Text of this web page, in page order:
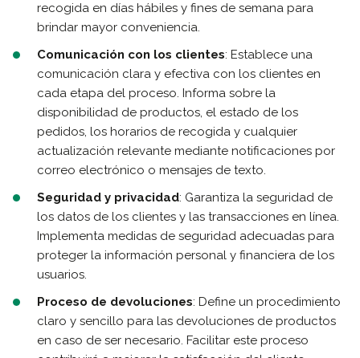
recogida en días hábiles y fines de semana para
brindar mayor conveniencia.
Comunicación con los clientes: Establece una
comunicación clara y efectiva con los clientes en
cada etapa del proceso. Informa sobre la
disponibilidad de productos, el estado de los
pedidos, los horarios de recogida y cualquier
actualización relevante mediante notificaciones por
correo electrónico o mensajes de texto.
Seguridad y privacidad: Garantiza la seguridad de
los datos de los clientes y las transacciones en línea.
Implementa medidas de seguridad adecuadas para
proteger la información personal y financiera de los
usuarios.
Proceso de devoluciones: Define un procedimiento
claro y sencillo para las devoluciones de productos
en caso de ser necesario. Facilitar este proceso